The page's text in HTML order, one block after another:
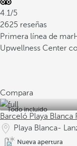
4.1/5
2625 reseñas
Primera línea de mar
Upwellness Center
Compara
Todo incluido
Barceló Playa Blanca
Playa Blanca-
Nueva apertura